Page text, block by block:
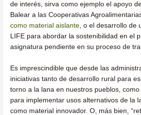
de interés, sirva como ejemplo el apoyo
Balear a las Cooperativas
como material aislante, o el desarrollo de
LIFE para abordar la sostenibilidad en el
asignatura pendiente en su proceso de
Es imprescindible que desde las
iniciativas tanto de desarrollo rural para
torno a la lana en nuestros pueblos,
para implementar usos alternativos de la
como material innovador. O, más bien,